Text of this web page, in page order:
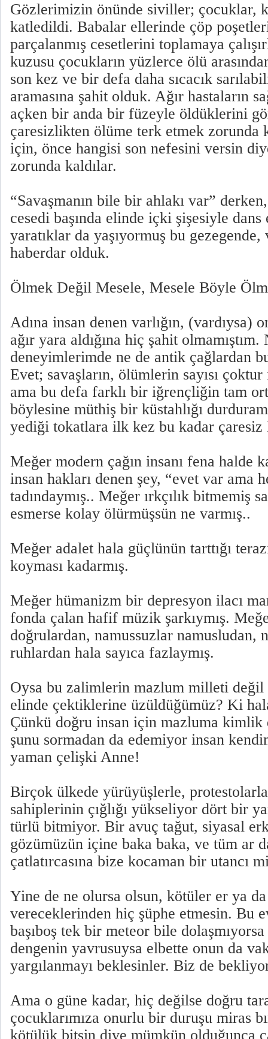
Gözlerimizin önünde siviller; çocuklar,
katledildi. Babalar ellerinde çöp
parçalanmış cesetlerini toplamaya
kuzusu çocukların yüzlerce ölü
son kez ve bir defa daha sıcacık
aramasına şahit olduk. Ağır hastaların
açken bir anda bir füzeyle öldüklerini
çaresizlikten ölüme terk etmek zorunda
için, önce hangisi son nefesini versin
zorunda kaldılar.
“Savaşmanın bile bir ahlakı var”
cesedi başında elinde içki şişesiyle dans
yaratıklar da yaşıyormuş bu gezegende,
haberdar olduk.
Ölmek Değil Mesele, Mesele Böyle
Adına insan denen varlığın, (vardıysa)
ağır yara aldığına hiç şahit
deneyimlerimde ne de antik çağlardan
Evet; savaşların, ölümlerin sayısı çoktur
ama bu defa farklı bir iğrençliğin tam
böylesine müthiş bir küstahlığı
yediği tokatlara ilk kez bu kadar çaresiz
Meğer modern çağın insanı fena halde
insan hakları denen şey, “evet var ama
tadındaymış.. Meğer ırkçılık bitmemiş
esmerse kolay ölürmüşsün ne varmış..
Meğer adalet hala güçlünün tarttığı
koyması kadarmış.
Meğer hümanizm bir depresyon ilacı
fonda çalan hafif müzik şarkıymış.
doğrulardan, namussuzlar namusludan,
ruhlardan hala sayıca fazlaymış.
Oysa bu zalimlerin mazlum milleti
elinde çektiklerine üzüldüğümüz? Ki
Çünkü doğru insan için mazluma kimlik
şunu sormadan da edemiyor insan
yaman çelişki Anne!
Birçok ülkede yürüyüşlerle,
sahiplerinin çığlığı yükseliyor dört bir
türlü bitmiyor. Bir avuç tağut, siyasal
gözümüzün içine baka baka, ve tüm ar
çatlatırcasına bize kocaman bir utancı
Yine de ne olursa olsun, kötüler er ya da
vereceklerinden hiç şüphe etmesin. Bu
başıboş tek bir meteor bile
dengenin yavrusuysa elbette onun da
yargılanmayı beklesinler. Biz de
Ama o güne kadar, hiç değilse doğru
çocuklarımıza onurlu bir duruşu miras
kötülük bitsin diye mümkün olduğunca